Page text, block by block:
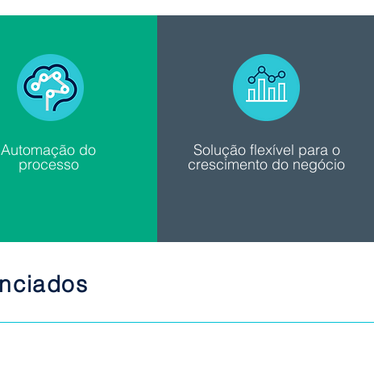
Automação do
processo
Solução flexível para o
crescimento do negócio